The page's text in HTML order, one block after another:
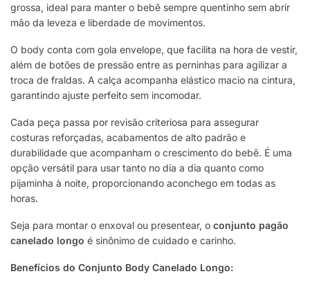
grossa, ideal para manter o bebê sempre quentinho sem abrir
mão da leveza e liberdade de movimentos.
O body conta com gola envelope, que facilita na hora de vestir,
além de botões de pressão entre as perninhas para agilizar a
troca de fraldas. A calça acompanha elástico macio na cintura,
garantindo ajuste perfeito sem incomodar.
Cada peça passa por revisão criteriosa para assegurar
costuras reforçadas, acabamentos de alto padrão e
durabilidade que acompanham o crescimento do bebê. É uma
opção versátil para usar tanto no dia a dia quanto como
pijaminha à noite, proporcionando aconchego em todas as
horas.
Seja para montar o enxoval ou presentear, o conjunto pagão
canelado longo é sinônimo de cuidado e carinho.
Benefícios do Conjunto Body Canelado Longo: